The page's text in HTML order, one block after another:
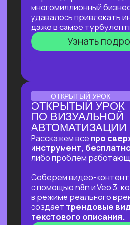
ОНЛАЙН-ПРАКТИКУМ
ПО НЕЙРОСЕТЯМ
ДЛЯ САМОЗАНЯТЫХ,
РУКОВОДИТЕЛЕЙ
И ВЛАДЕЛЬЦЕВ БИЗНЕСА
разбираться
ОНЛАЙН-ПРАКТИКУМ
ОНЛАЙН-ПРАКТИКУМ
ДЛЯ ТЕХ, КТО УЖЕ НА
«ТЫ»С НЕЙРОСЕТЯМИ
В прямом эфире соберем «контент-
завод» для блога с автоматической
созданием иллюстраций к ним
и автопостингом!
⚡Никакой «базы» и «основ» —
приходи за действительно мощной
экспертизой в ИИ и узнай, что взять
от нейросетей уверенным
пользователям!